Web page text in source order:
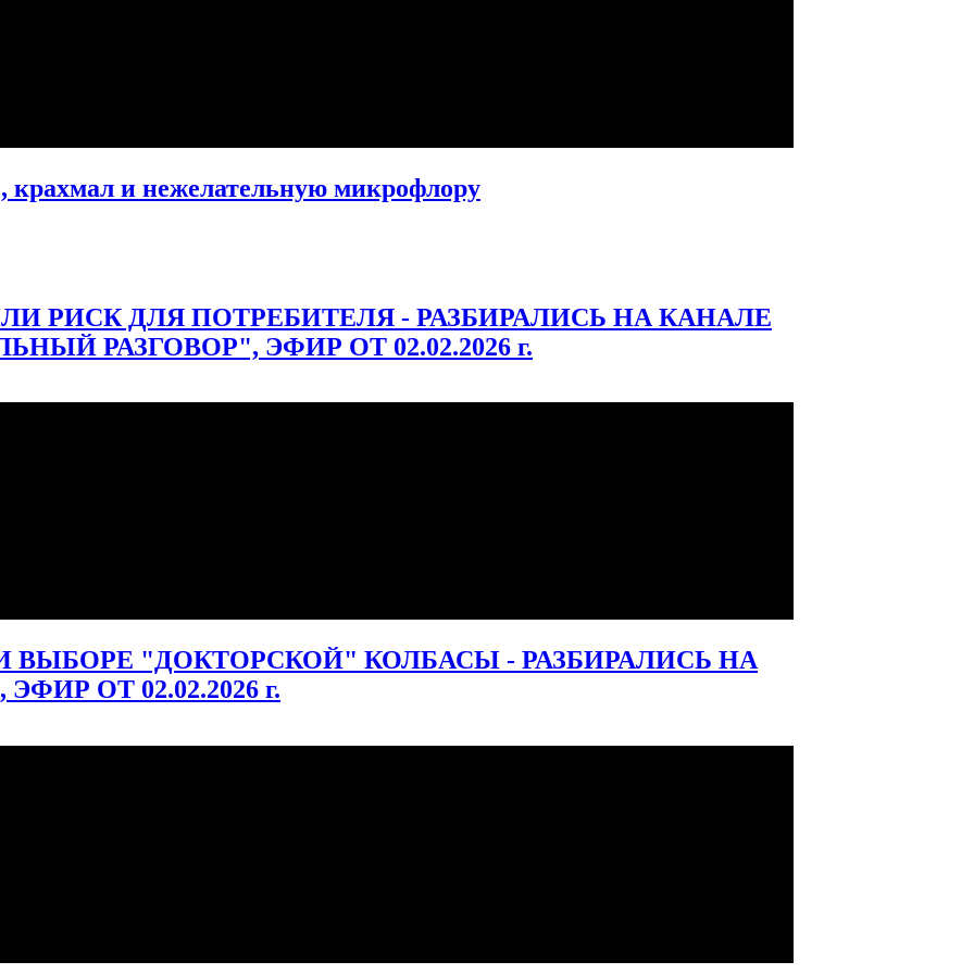
и нежелательную микрофлору
РИСК ДЛЯ ПОТРЕБИТЕЛЯ - РАЗБИРАЛИСЬ НА КАНАЛЕ
РАЗГОВОР", ЭФИР ОТ 02.02.2026 г.
"ДОКТОРСКОЙ" КОЛБАСЫ - РАЗБИРАЛИСЬ НА
ОТ 02.02.2026 г.